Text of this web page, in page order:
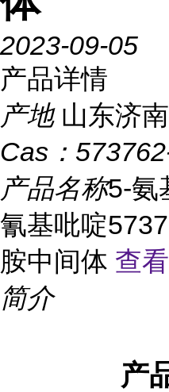
2023-09-05
产品详情
产地 山东济南
Cas：
产品名称5-氨
氰基吡啶
胺中间体 查
简介
产